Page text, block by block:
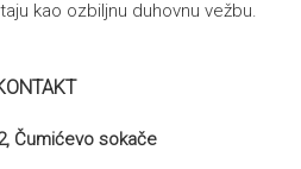
kao ozbiljnu duhovnu vežbu.
Čumićevo sokače